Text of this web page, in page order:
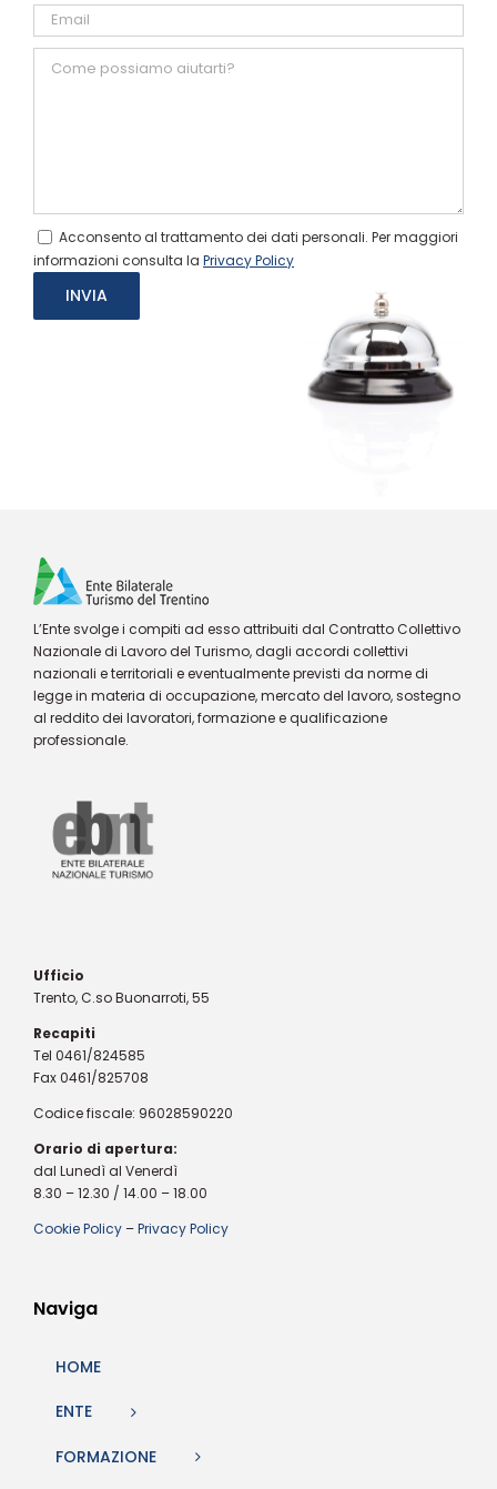
Acconsento al trattamento dei dati personali. Per maggiori
informazioni consulta la Privacy Policy
L’Ente svolge i compiti ad esso attribuiti dal Contratto Collettivo
Nazionale di Lavoro del Turismo, dagli accordi collettivi
nazionali e territoriali e eventualmente previsti da norme di
legge in materia di occupazione, mercato del lavoro, sostegno
al reddito dei lavoratori, formazione e qualificazione
professionale.
Ufficio
Trento, C.so Buonarroti, 55
Recapiti
Tel 0461/824585
Fax 0461/825708
Codice fiscale: 96028590220
Orario di apertura:
dal Lunedì al Venerdì
8.30 – 12.30 / 14.00 – 18.00
Cookie Policy –Privacy Policy
Naviga
HOME
ENTE
FORMAZIONE